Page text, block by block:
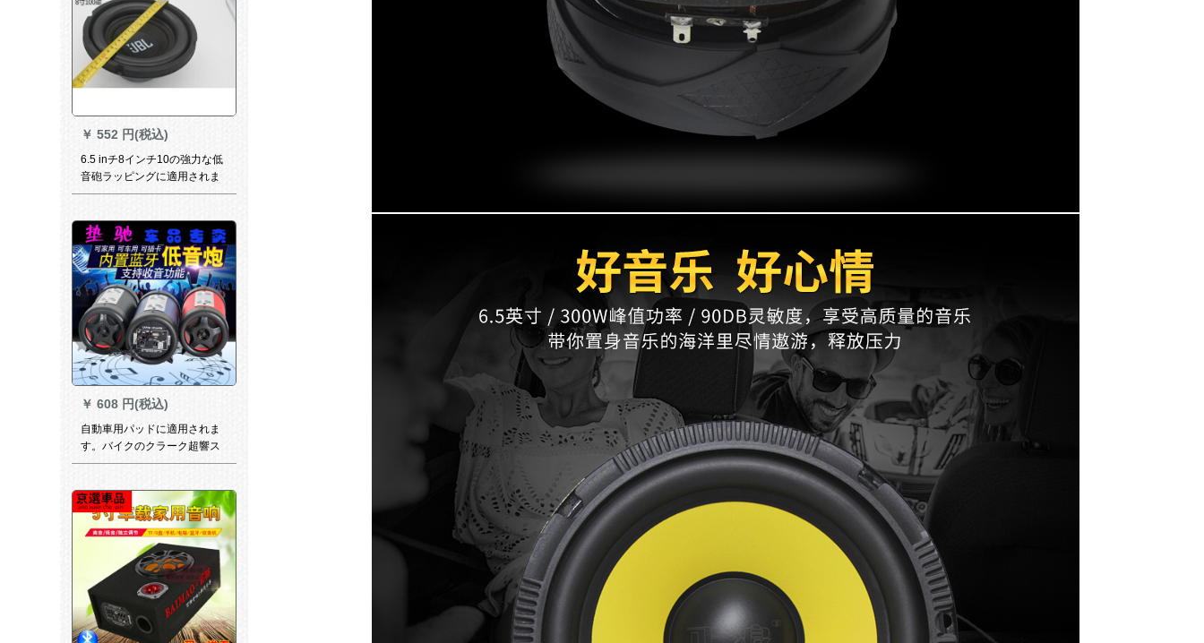
￥ 552 円(税込)
6.5 inチ8インチ10の強力な低
音砲ラッピングに適用されま
す。KTV車載重低音家庭スピ
欧200 W
￥ 608 円(税込)
自動車用パッドに適用されま
す。バイクのクラーク超響ス
ピ12 v防Bluetoothスピカを改
ン・ステレオカ用品220 Vに
Bluetooth ballを内蔵していま
す。